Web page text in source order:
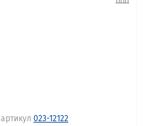
артикул 023-12122